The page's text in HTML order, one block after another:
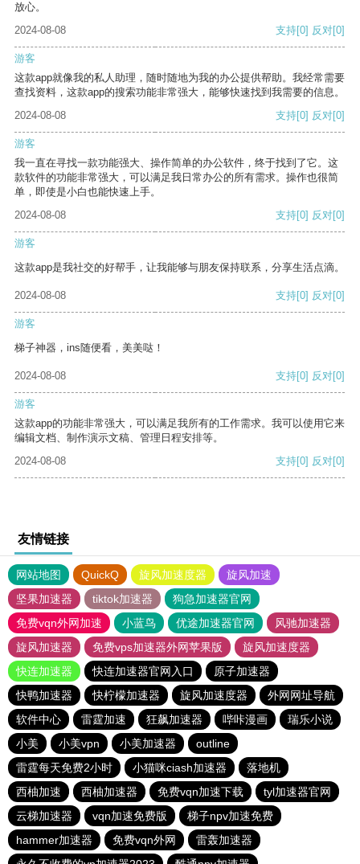
放心。
2024-08-08
支持[0] 反对[0]
游客
这款app就像我的私人助理，随时随地为我的办公提供帮助。我经常需要
查找资料，这款app的搜索功能非常强大，能够快速找到我需要的信息。
2024-08-08
支持[0] 反对[0]
游客
我一直在寻找一款功能强大、操作简单的办公软件，终于找到了它。这
款软件的功能非常强大，可以满足我日常办公的所有需求。操作也很简
单，即使是小白也能快速上手。
2024-08-08
支持[0] 反对[0]
游客
这款app是我社交的好帮手，让我能够与朋友保持联系，分享生活点滴。
2024-08-08 支持[0] 反对[0]
游客
梯子神器，ins随便看，美美哒！
2024-08-08 支持[0] 反对[0]
游客
这款app的功能非常强大，可以满足我所有的工作需求。我可以使用它来
编辑文档、制作演示文稿、管理日程安排等。
2024-08-08
支持[0] 反对[0]
友情链接
网站地图 QuickQ 旋风加速度器
旋风加速
坚果加速器
tiktok加速器
狗急加速器官网
免费vqn外网加速
小蓝鸟 优途加速器官网
风驰加速器
旋风加速器
免费vps加速器外网苹果版
旋风加速度器
快连加速器
快连加速器官网入口
原子加速器
快鸭加速器
快柠檬加速器 旋风加速度器
外网网址导航
软件中心
雷霆加速 狂飙加速器 哔咔漫画
瑞乐小说
小美
小美vpn 小美加速器
outline
雷霆每天免费2小时
小猫咪ciash加速器
落地机
西柚加速
西柚加速器 免费vqn加速下载
tyl加速器官网
云梯加速器
vqn加速免费版
梯子npv加速免费
hammer加速器
免费vqn外网
雷轰加速器